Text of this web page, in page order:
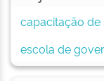
capacitação de
escola de